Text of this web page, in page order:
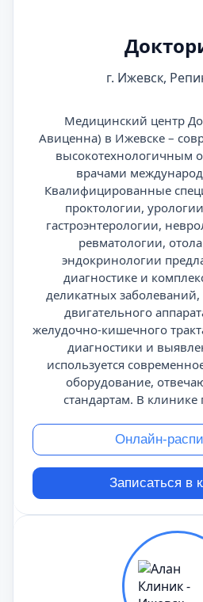
г. Ижевск,
Медицинский центр
Авиценна) в Ижевске –
высокотехнологичным
врачами
Квалифицированные
проктологии,
гастроэнтерологии,
ревматологии,
эндокринологии
диагностике и
деликатных
двигательного
желудочно-кишечного
диагностики и
используется
оборудование,
стандартам. В клинике
Онлайн-
Записаться в